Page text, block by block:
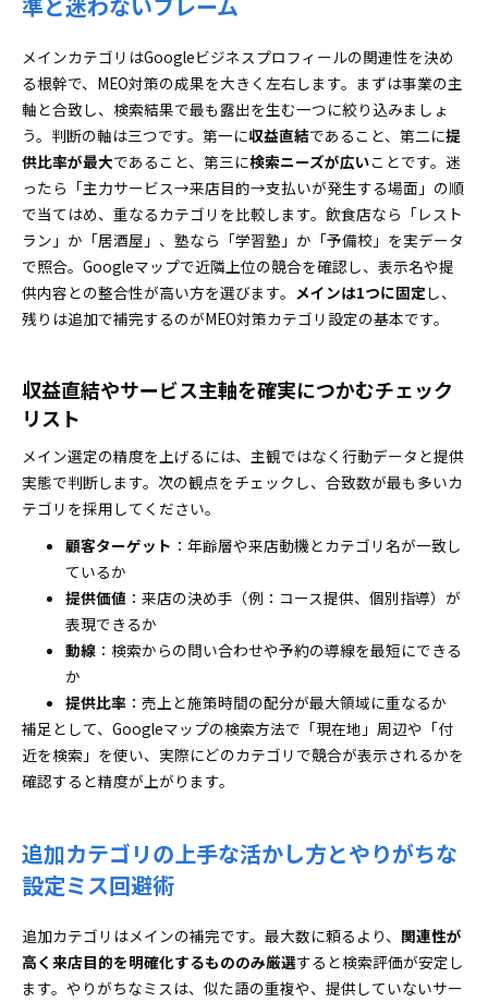
メインカテゴリはGoogleビジネスプロフィールの関連性を決め
る根幹で、MEO対策の成果を大きく左右します。まずは事業の主
軸と合致し、検索結果で最も露出を生む一つに絞り込みましょ
う。判断の軸は三つです。第一に収益直結であること、第二に提
供比率が最大であること、第三に検索ニーズが広いことです。迷
ったら「主力サービス→来店目的→支払いが発生する場面」の順
で当てはめ、重なるカテゴリを比較します。飲食店なら「レスト
ラン」か「居酒屋」、塾なら「学習塾」か「予備校」を実データ
で照合。Googleマップで近隣上位の競合を確認し、表示名や提
供内容との整合性が高い方を選びます。 メインは1つに固定し、
残りは追加で補完するのがMEO対策カテゴリ設定の基本です。
収益直結やサービス主軸を確実につかむチェック
リスト
メイン選定の精度を上げるには、主観ではなく行動データと提供
実態で判断します。次の観点をチェックし、合致数が最も多いカ
テゴリを採用してください。
顧客ターゲット ：年齢層や来店動機とカテゴリ名が一致し
ているか
提供価値 ：来店の決め手（例：コース提供、個別指導）が
表現できるか
動線 ：検索からの問い合わせや予約の導線を最短にできる
か
提供比率 ：売上と施策時間の配分が最大領域に重なるか
補足として、Googleマップの検索方法で「現在地」周辺や「付
近を検索」を使い、実際にどのカテゴリで競合が表示されるかを
確認すると精度が上がります。
追加カテゴリの上手な活かし方とやりがちな
設定ミス回避術
追加カテゴリはメインの補完です。最大数に頼るより、 関連性が
高く来店目的を明確化するもののみ厳選すると検索評価が安定し
ます。やりがちなミスは、似た語の重複や、提供していないサー